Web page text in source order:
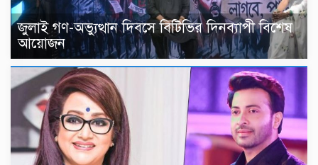
জুলাই গণ-অভ্যুত্থান দিবসে বিটিভির দিনব্যাপী বিশেষ
আয়োজন